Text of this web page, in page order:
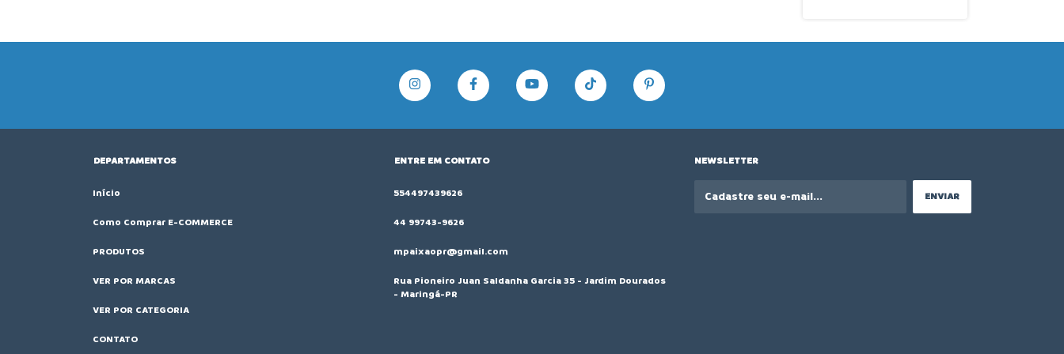
DEPARTAMENTOS
Início
Como Comprar E-COMMERCE
PRODUTOS
VER POR MARCAS
VER POR CATEGORIA
CONTATO
ENTRE EM CONTATO
554497439626
44 99743-9626
mpaixaopr@gmail.com
Rua Pioneiro Juan Saldanha Garcia 35 - Jardim Dourados
- Maringá-PR
NEWSLETTER